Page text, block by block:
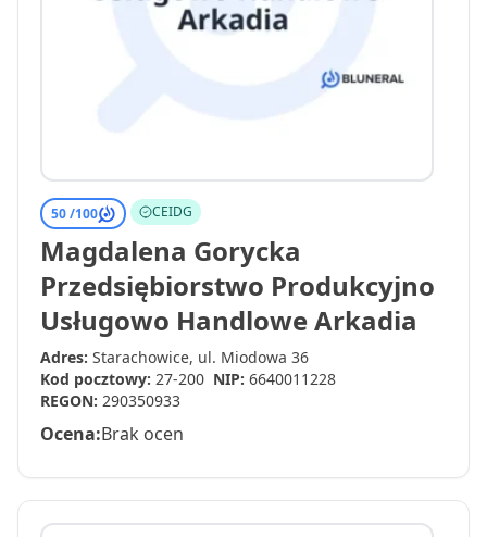
50 /100 CEIDG
Magdalena Gorycka
Przedsiębiorstwo Produkcyjno
Usługowo Handlowe Arkadia
Adres: Starachowice, ul. Miodowa 36
Kod pocztowy: 27-200 NIP: 6640011228
REGON: 290350933
Ocena:Brak ocen